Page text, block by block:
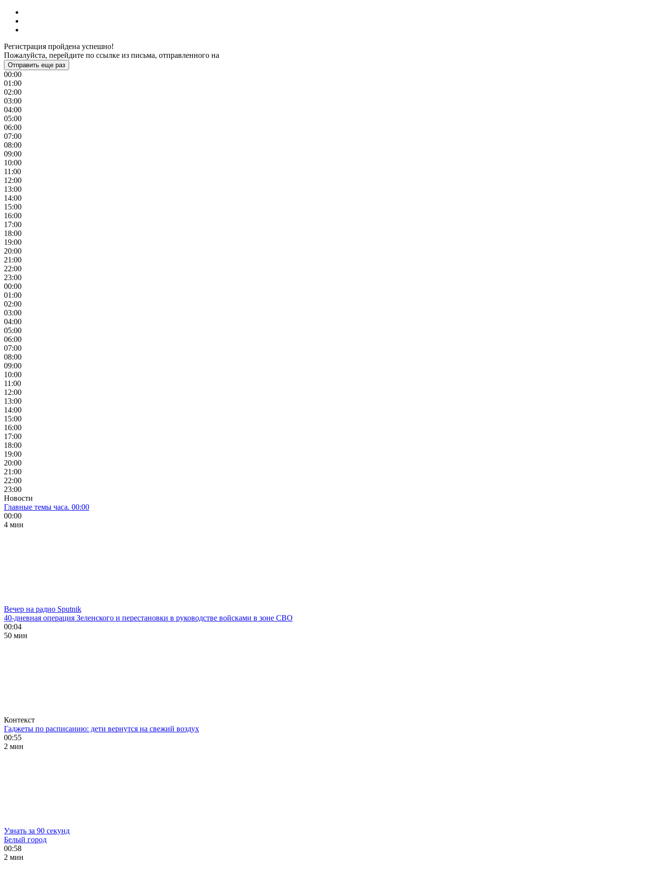
Регистрация пройдена успешно!
Пожалуйста, перейдите по ссылке из письма, отправленного на
Отправить еще раз
00:00
01:00
02:00
03:00
04:00
05:00
06:00
07:00
08:00
09:00
10:00
11:00
12:00
13:00
14:00
15:00
16:00
17:00
18:00
19:00
20:00
21:00
22:00
23:00
00:00
01:00
02:00
03:00
04:00
05:00
06:00
07:00
08:00
09:00
10:00
11:00
12:00
13:00
14:00
15:00
16:00
17:00
18:00
19:00
20:00
21:00
22:00
23:00
Новости
Главные темы часа. 00:00
00:00
4 мин
Вечер на радио Sputnik
40-дневная операция Зеленского и перестановки в руководстве войсками в зоне СВО
00:04
50 мин
Контекст
Гаджеты по расписанию: дети вернутся на свежий воздух
00:55
2 мин
Узнать за 90 секунд
Белый город
00:58
2 мин